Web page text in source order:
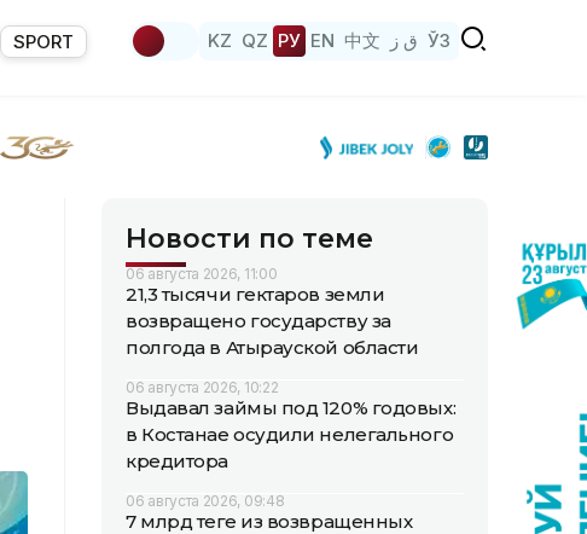
SPORT KZ QZ РУ EN 中文 ق ز ЎЗ
Новости по теме
06 августа 2026, 11:00
21,3 тысячи гектаров земли
возвращено государству за
полгода в Атырауской области
06 августа 2026, 10:22
Выдавал займы под 120% годовых:
в Костанае осудили нелегального
кредитора
06 августа 2026, 09:48
7 млрд теңге из возвращенных